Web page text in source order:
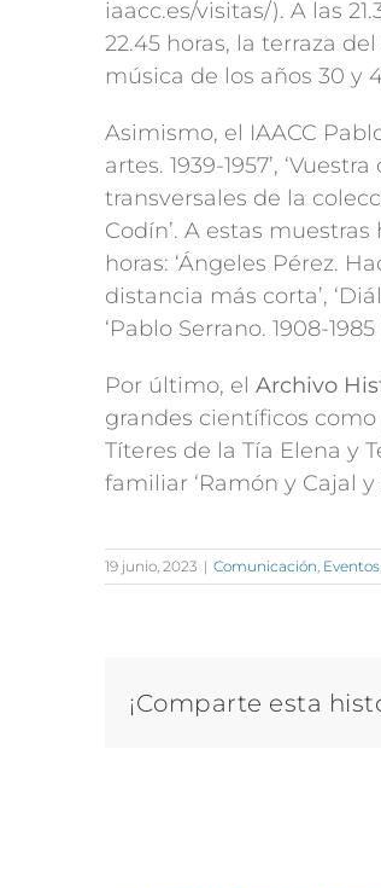
iaacc.es/visitas/). A las
22.45 horas, la terraza
música de los años 30 y
Asimismo, el IAACC
artes. 1939-1957’,
transversales de la
Codín’. A estas
horas: ‘Ángeles Pérez.
distancia más corta’,
‘Pablo Serrano. 1908-
Por último, el Archivo
grandes científicos
Títeres de la Tía Elena y
familiar ‘Ramón y Cajal y
19 junio, 2023 | Comunicación Eventos
¡Comparte esta